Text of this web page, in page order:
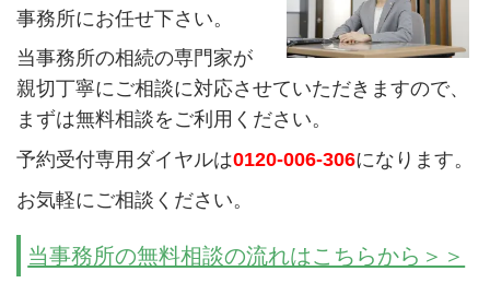
事務所にお任せ下さい。
当事務所の相続の専門家が
親切丁寧にご相談に対応させていただきますので、
まずは無料相談をご利用ください。
予約受付専用ダイヤルは0120-006-306になります。
お気軽にご相談ください。
当事務所の無料相談の流れはこちらから＞＞